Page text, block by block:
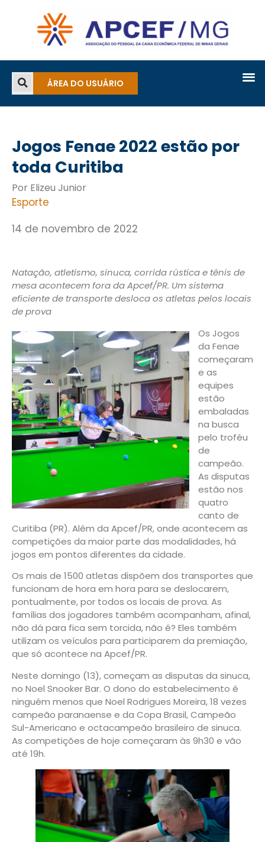
ÁREA DO USUÁRIO
Jogos Fenae 2022 estão por
toda Curitiba
Por Elizeu Junior
Esporte
14 de novembro de 2022
Natação, atletismo, sinuca, corrida rústica e tênis de
mesa acontecem fora da Apcef/PR. Um sistema
eficiente de transporte desloca os atletas pelos locais
de prova
Os Jogos
da Fenae
começaram
e as
equipes
estão
embaladas
na busca
pelo troféu
de
campeão.
As disputas
estão nos
quatro
canto de
Curitiba (PR). Além da Apcef/PR, onde acontecem as
competições da maior parte das modalidades, há
jogos em pontos diferentes da cidade.
Os mais de 1500 atletas dispõem dos transportes que
funcionam de hora em hora para se deslocarem,
pontualmente, por todos os locais de prova. As
famílias dos jogadores também acompanham, afinal,
não dá para fica sem torcida, não é? Eles também
utilizam os veículos para participarem da premiação,
que só acontece na Apcef/PR.
Neste domingo (13), começam as disputas da sinuca,
no Noel Snooker Bar. O dono do estabelecimento é
ninguém menos que Noel Rodrigues Moreira, 18 vezes
campeão paranaense e da Copa Brasil, Campeão
Sul-Americano e octacampeão brasileiro de sinuca.
As competições de hoje começaram às 9h30 e vão
até 19h.